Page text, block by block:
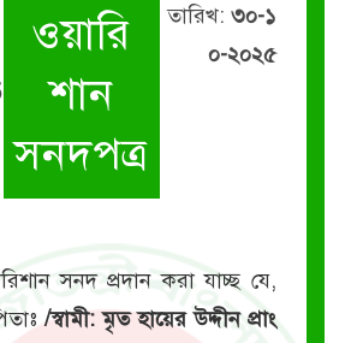
ওয়ারি
শান
সনদপত্র
তারিখ: ৩০-১
০-২০২৫
সনদ প্রদান করা যাচ্ছ যে,
/স্বামী: মৃত হায়ের উদ্দীন প্রাং